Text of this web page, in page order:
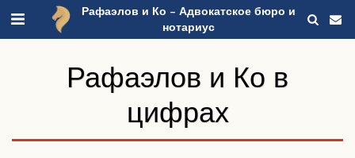
Рафаэлов и Ко - Адвокатское бюро и
нотариус
Рафаэлов и Ко в
цифрах